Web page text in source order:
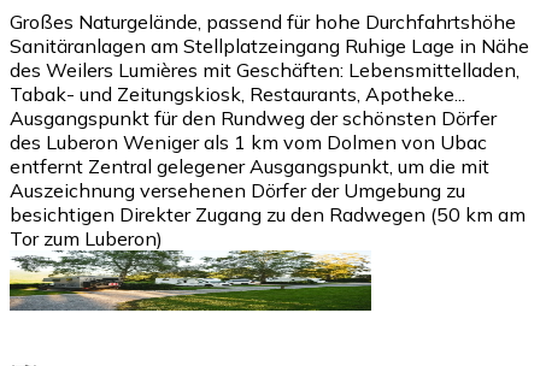
Großes Naturgelände, passend für hohe Durchfahrtshöhe
Sanitäranlagen am Stellplatzeingang Ruhige Lage in Nähe
des Weilers Lumières mit Geschäften: Lebensmittelladen,
Tabak- und Zeitungskiosk, Restaurants, Apotheke...
Ausgangspunkt für den Rundweg der schönsten Dörfer
des Luberon Weniger als 1 km vom Dolmen von Ubac
entfernt Zentral gelegener Ausgangspunkt, um die mit
Auszeichnung versehenen Dörfer der Umgebung zu
besichtigen Direkter Zugang zu den Radwegen (50 km am
Tor zum Luberon)